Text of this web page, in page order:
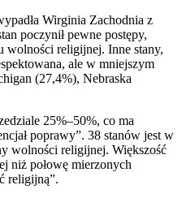
Wirginia Zachodnia z
poczynił pewne postępy,
wolności religijnej. Inne stany,
ale w mniejszym
(27,4%), Nebraska
25%–50%, co ma
poprawy”. 38 stanów jest w
wolności religijnej. Większość
niż połowę mierzonych
religijną”.